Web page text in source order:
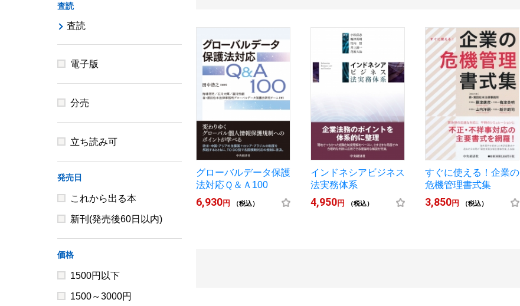
グローバルデータ保護
法対応Ｑ＆Ａ100
6,930円 （税込）
インドネシアビジネス
法実務体系
4,950円 （税込）
すぐに使える！企業の
危機管理書式集
3,850円 （税込）
査読
査読
電子版
分売
立ち読み可
発売日
これから出る本
新刊(発売後60日以内)
価格
1500円以下
1500～3000円